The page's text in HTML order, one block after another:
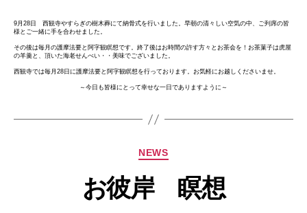
9月28日 西観寺やすらぎの樹木葬にて納骨式を行いました。早朝の清々しい空気の中、ご列席の皆
様とご一緒に手を合わせました。
その後は毎月の護摩法要と阿字観瞑想です。終了後はお時間の許す方々とお茶会を！お茶菓子は虎屋
の羊羹と、頂いた海老せんべい・・美味でございました。
西観寺では毎月28日に護摩法要と阿字観瞑想を行っております。お気軽にお越しくださいませ。
～今日も皆様にとって幸せな一日でありますように～
テ
ゴ
ー
NEWS
お彼岸 瞑想